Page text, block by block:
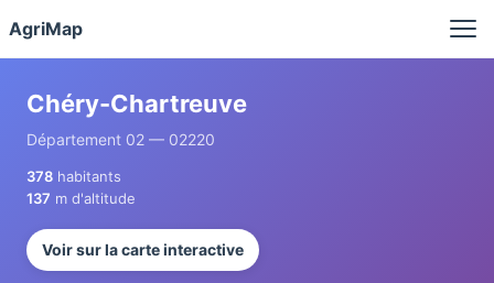
AgriMap
Chéry-Chartreuve
Département 02 — 02220
378 habitants
137 m d'altitude
Voir sur la carte interactive